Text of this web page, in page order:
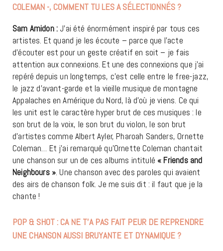
COLEMAN -, COMMENT TU LES A SÉLECTIONNÉS ?
Sam Amidon : J’ai été énormément inspiré par tous ces
artistes. Et quand je les écoute – parce que l’acte
d’écouter est pour un geste créatif en soit – je fais
attention aux connexions. Et une des connexions que j’ai
repéré depuis un longtemps, c’est celle entre le free-jazz,
le jazz d’avant-garde et la vieille musique de montagne
Appalaches en Amérique du Nord, là d’où je viens. Ce qui
les unit est le caractère hyper brut de ces musiques : le
son brut de la voix, le son brut du violon, le son brut
d’artistes comme Albert Ayler, Pharoah Sanders, Ornette
Coleman… Et j’ai remarqué qu’Ornette Coleman chantait
une chanson sur un de ces albums intitulé« Friends and
Neighbours ». Une chanson avec des paroles qui avaient
des airs de chanson folk. Je me suis dit : il faut que je la
chante !
POP & SHOT : CA NE T’A PAS FAIT PEUR DE REPRENDRE
UNE CHANSON AUSSI BRUYANTE ET DYNAMIQUE ?